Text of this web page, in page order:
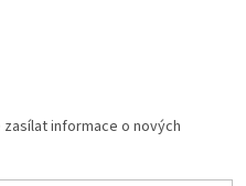
informace o nových